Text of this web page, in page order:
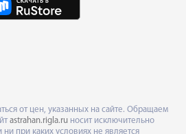
от цен, указанных на сайте. Обращаем
astrahan.rigla.ru носит исключительно
при каких условиях не является